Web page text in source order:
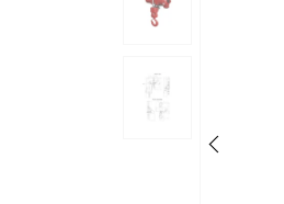
Red-Rooster-